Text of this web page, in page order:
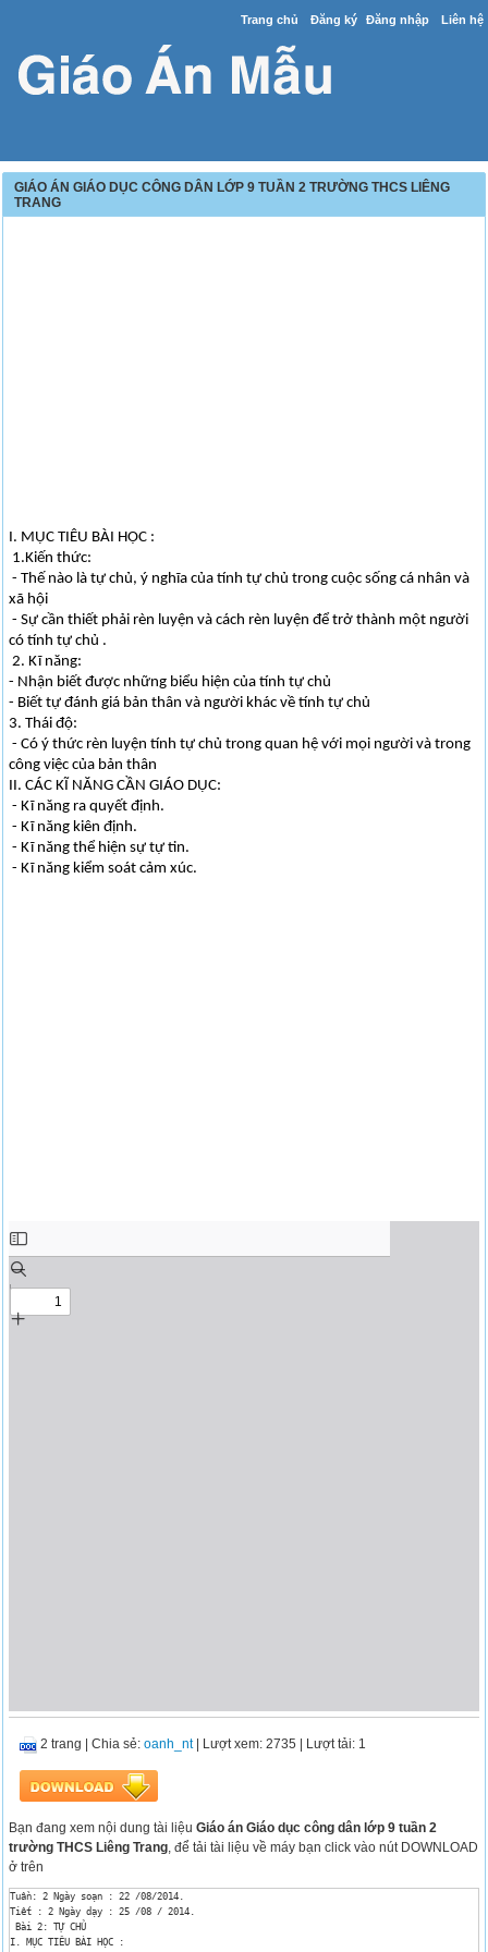
Trang chủ Đăng ký Đăng nhập Liên hệ
GIÁO ÁN GIÁO DỤC CÔNG DÂN LỚP 9 TUẦN 2 TRƯỜNG THCS LIÊNG
TRANG
I. MỤC TIÊU BÀI HỌC :
1.Kiến thức:
- Thế nào là tự chủ, ý nghĩa của tính tự chủ trong cuộc sống cá nhân và
xã hội
- Sự cần thiết phải rèn luyện và cách rèn luyện để trở thành một người
có tính tự chủ .
2. Kĩ năng:
- Nhận biết được những biểu hiện của tính tự chủ
- Biết tự đánh giá bản thân và người khác về tính tự chủ
3. Thái độ:
- Có ý thức rèn luyện tính tự chủ trong quan hệ với mọi người và trong
công việc của bản thân
II. CÁC KĨ NĂNG CẦN GIÁO DỤC:
- Kĩ năng ra quyết định.
- Kĩ năng kiên định.
- Kĩ năng thể hiện sự tự tin.
- Kĩ năng kiểm soát cảm xúc.
2 trang |Chia sẻ:oanh_nt| Lượt xem: 2735 | Lượt tải: 1
Bạn đang xem nội dung tài liệuGiáo án Giáo dục công dân lớp 9 tuần 2
trường THCS Liêng Trang, để tải tài liệu về máy bạn click vào nút DOWNLOAD
ở trên
Tuần: 2 Ngày soạn : 22 /08/2014.
Tiết : 2 Ngày dạy : 25 /08 / 2014.
Bài 2: TỰ CHỦ
I. MỤC TIÊU BÀI HỌC :